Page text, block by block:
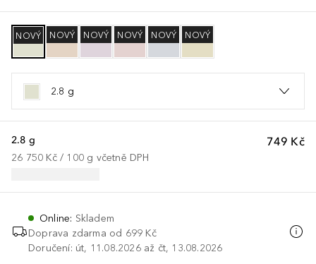
NOVÝ NOVÝ NOVÝ NOVÝ NOVÝ NOVÝ
2.8 g
749 Kč
2.8 g
26 750 Kč / 100 g včetně DPH
Online: Skladem
Doprava zdarma od 699 Kč
Doručení: út, 11.08.2026 až čt, 13.08.2026